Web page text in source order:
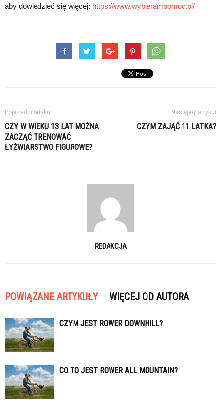
aby dowiedzieć się więcej: https://www.wybierampomoc.pl/
Poprzedni artykuł
CZY W WIEKU 13 LAT MOŻNA
ZACZĄĆ TRENOWAĆ
ŁYŻWIARSTWO FIGUROWE?
Następny artykuł
CZYM ZAJĄĆ 11 LATKA?
REDAKCJA
POWIĄZANE ARTYKUŁY WIĘCEJ OD AUTORA
CZYM JEST ROWER DOWNHILL?
CO TO JEST ROWER ALL MOUNTAIN?